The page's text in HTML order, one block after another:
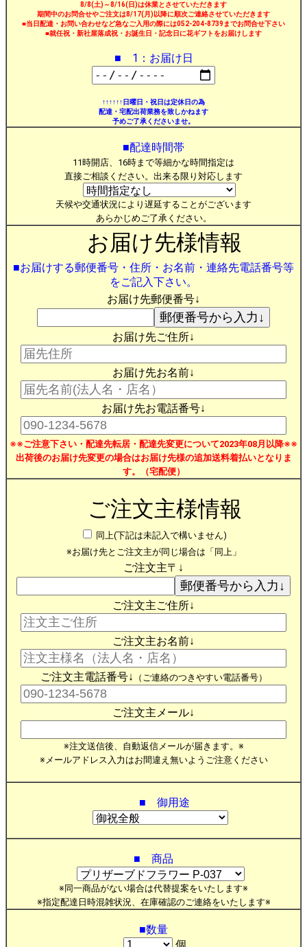
8/8(土)～8/16(日)は休業とさせていただきます
期間中のお問合せやご注文は8/17(月)以降に順次ご連絡させていただきます
■当日配達・お問い合わせなど急なご入用の際には052-204-8739までお問合せ下さい
■就任祝・新社屋落成祝・お誕生日・記念日に花ギフトをお届けします
■ 1：お届け日
↑↑↑↑↑↑日曜日・祝日は定休日の為
配達・宅配出荷業務を致しかねます
予めご了承くださいませ。
■配達時間帯
11時開店、16時まで等細かな時間指定は
直接ご相談ください。出来る限り対応します
天候や交通状況により遅延することがございます
あらかじめご了承ください。
お届け先様情報
■お届けする郵便番号・住所・お名前・連絡先電話番号等
をご記入下さい。
お届け先郵便番号↓
お届け先ご住所↓
お届け先お名前↓
お届け先お電話番号↓
※※ご注意下さい・配達先転居・配達先変更について2023年08月以降※※
出荷後のお届け先変更の場合はお届け先様の追加送料着払いとなりま
す。（宅配便）
ご注文主様情報
同上(下記は未記入で構いません)
※お届け先とご注文主が同じ場合は「同上」
ご注文主〒↓
ご注文主ご住所↓
ご注文主お名前↓
ご注文主電話番号↓ （ご連絡のつきやすい電話番号）
ご注文主メール↓
※注文送信後、自動返信メールが届きます。※
※メールアドレス入力はお間違え無いようご注意ください
■ 御用途
■ 商品
※同一商品がない場合は代替提案をいたします※
※指定配達日時混雑状況、在庫確認のご連絡をいたします※
■数量